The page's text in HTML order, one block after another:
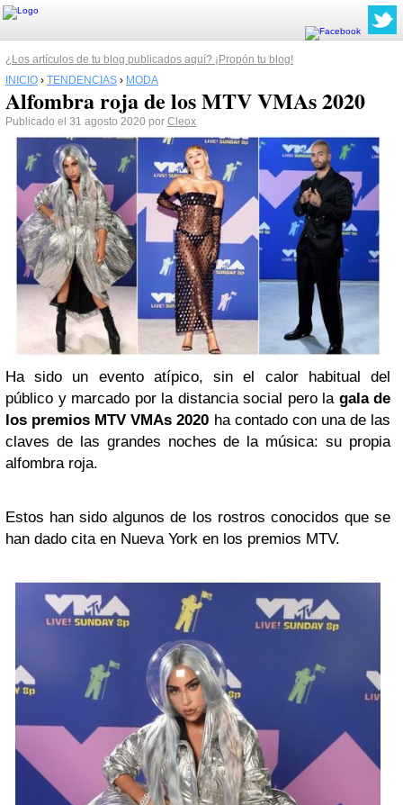
¿Los artículos de tu blog publicados aquí? ¡Propón tu blog!
INICIO › TENDENCIAS › MODA
Alfombra roja de los MTV VMAs 2020
Publicado el 31 agosto 2020 por Cleox
Ha sido un evento atípico, sin el calor habitual del
público y marcado por la distancia social pero la gala de
los premios MTV VMAs 2020 ha contado con una de las
claves de las grandes noches de la música: su propia
alfombra roja.
Estos han sido algunos de los rostros conocidos que se
han dado cita en Nueva York en los premios MTV.